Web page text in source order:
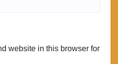
website in this browser for